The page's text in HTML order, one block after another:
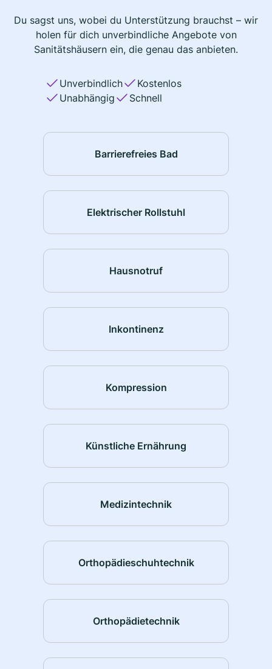
Du sagst uns, wobei du Unterstützung brauchst – wir
holen für dich unverbindliche Angebote von
Sanitätshäusern ein, die genau das anbieten.
Unverbindlich
Kostenlos
Unabhängig
Schnell
Barrierefreies Bad
Elektrischer Rollstuhl
Hausnotruf
Inkontinenz
Kompression
Künstliche Ernährung
Medizintechnik
Orthopädieschuhtechnik
Orthopädietechnik